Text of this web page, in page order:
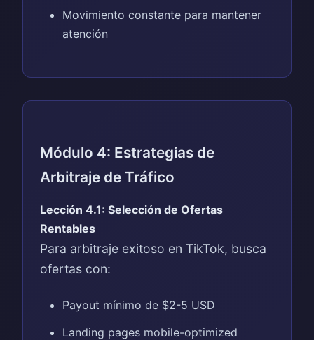
Movimiento constante para mantener
atención
Módulo 4: Estrategias de
Arbitraje de Tráfico
Lección 4.1: Selección de Ofertas
Rentables
Para arbitraje exitoso en TikTok, busca
ofertas con:
Payout mínimo de $2-5 USD
Landing pages mobile-optimized